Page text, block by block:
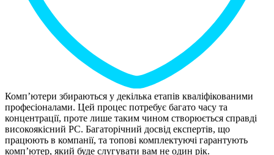
Комп’ютери збираються у декілька етапів кваліфікованими
професіоналами. Цей процес потребує багато часу та
концентрації, проте лише таким чином створюється справді
високоякісний РС. Багаторічний досвід експертів, що
працюють в компанії, та топові комплектуючі гарантують
комп’ютер, який буде слугувати вам не один рік.